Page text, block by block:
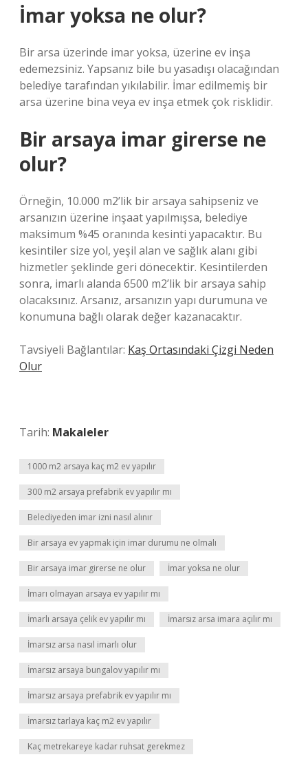
İmar yoksa ne olur?
Bir arsa üzerinde imar yoksa, üzerine ev inşa
edemezsiniz. Yapsanız bile bu yasadışı olacağından
belediye tarafından yıkılabilir. İmar edilmemiş bir
arsa üzerine bina veya ev inşa etmek çok risklidir.
Bir arsaya imar girerse ne
olur?
Örneğin, 10.000 m2’lik bir arsaya sahipseniz ve
arsanızın üzerine inşaat yapılmışsa, belediye
maksimum %45 oranında kesinti yapacaktır. Bu
kesintiler size yol, yeşil alan ve sağlık alanı gibi
hizmetler şeklinde geri dönecektir. Kesintilerden
sonra, imarlı alanda 6500 m2’lik bir arsaya sahip
olacaksınız. Arsanız, arsanızın yapı durumuna ve
konumuna bağlı olarak değer kazanacaktır.
Tavsiyeli Bağlantılar: Kaş Ortasındaki Çizgi Neden
Olur
Tarih: Makaleler
1000 m2 arsaya kaç m2 ev yapılır
300 m2 arsaya prefabrik ev yapılır mı
Belediyeden imar izni nasıl alınır
Bir arsaya ev yapmak için imar durumu ne olmalı
Bir arsaya imar girerse ne olur İmar yoksa ne olur
İmarı olmayan arsaya ev yapılır mı
İmarlı arsaya çelik ev yapılır mı İmarsız arsa imara açılır mı
İmarsız arsa nasıl imarlı olur
İmarsız arsaya bungalov yapılır mı
İmarsız arsaya prefabrik ev yapılır mı
İmarsız tarlaya kaç m2 ev yapılır
Kaç metrekareye kadar ruhsat gerekmez